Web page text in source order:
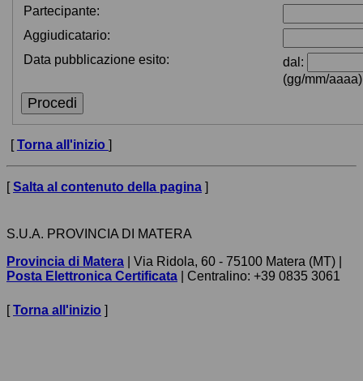
Partecipante:
Aggiudicatario:
Data pubblicazione esito:
dal:
(gg/mm/aaaa)
[Torna all'inizio ]
[Salta al contenuto della pagina ]
S.U.A. PROVINCIA DI MATERA
Provincia di Matera | Via Ridola, 60 - 75100 Matera (MT) |
Posta Elettronica Certificata | Centralino: +39 0835 3061
[Torna all'inizio ]